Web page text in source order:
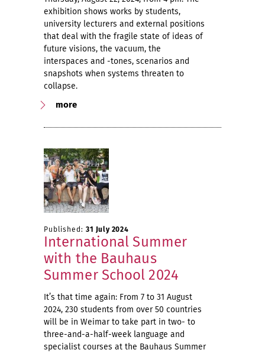
exhibition shows works by students,
university lecturers and external positions
that deal with the fragile state of ideas of
future visions, the vacuum, the
interspaces and -tones, scenarios and
snapshots when systems threaten to
collapse.
more
Published: 31 July 2024
International Summer
with the Bauhaus
Summer School 2024
It’s that time again: From 7 to 31 August
2024, 230 students from over 50 countries
will be in Weimar to take part in two- to
three-and-a-half-week language and
specialist courses at the Bauhaus Summer